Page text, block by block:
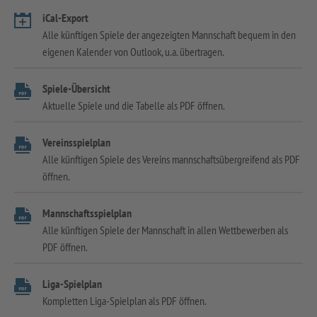
iCal-Export
Alle künftigen Spiele der angezeigten Mannschaft bequem in den
eigenen Kalender von Outlook, u.a. übertragen.
Spiele-Übersicht
Aktuelle Spiele und die Tabelle als PDF öffnen.
Vereinsspielplan
Alle künftigen Spiele des Vereins mannschaftsübergreifend als PDF
öffnen.
Mannschaftsspielplan
Alle künftigen Spiele der Mannschaft in allen Wettbewerben als
PDF öffnen.
Liga-Spielplan
Kompletten Liga-Spielplan als PDF öffnen.